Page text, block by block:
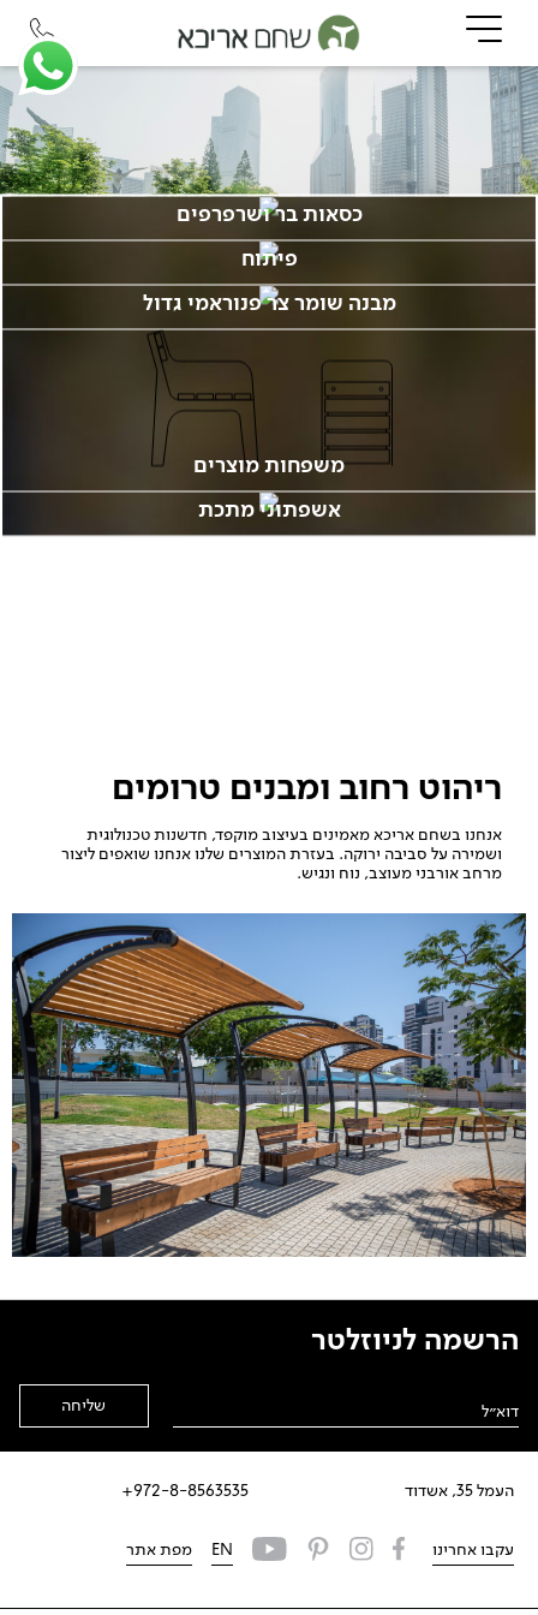
כסאות בר ושרפרפים
פיתוח
מבנה שומר צר פנוראמי גדול
משפחות מוצרים
אשפתוני מתכת
ריהוט רחוב ומבנים טרומים
אנחנו בשחם אריכא מאמינים בעיצוב מוקפד, חדשנות טכנולוגית
ושמירה על סביבה ירוקה. בעזרת המוצרים שלנו אנחנו שואפים ליצור
מרחב אורבני מעוצב, נוח ונגיש.
העמל 35, אשדוד 972-8-8563535+
הרשמה לניוזלטר
עקבו אחרינו EN מפת אתר